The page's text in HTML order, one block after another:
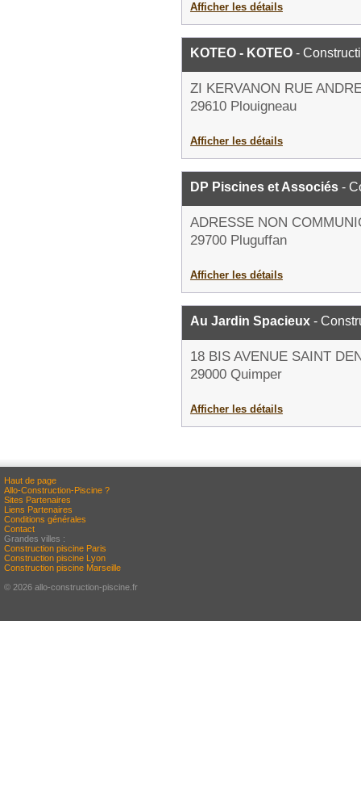
Afficher les détails
KOTEO - KOTEO -
ZI KERVANON RUE
29610 Plouigneau
Afficher les détails
DP Piscines et Associés -
ADRESSE NON
29700 Pluguffan
Afficher les détails
Au Jardin Spacieux -
18 BIS AVENUE SAINT
29000 Quimper
Afficher les détails
Haut de page
Allo-Construction-Piscine ?
Sites Partenaires
Liens Partenaires
Conditions générales
Contact
Grandes villes :
Construction piscine Paris
Construction piscine Lyon
Construction piscine Marseille
© 2026 allo-construction-piscine.fr